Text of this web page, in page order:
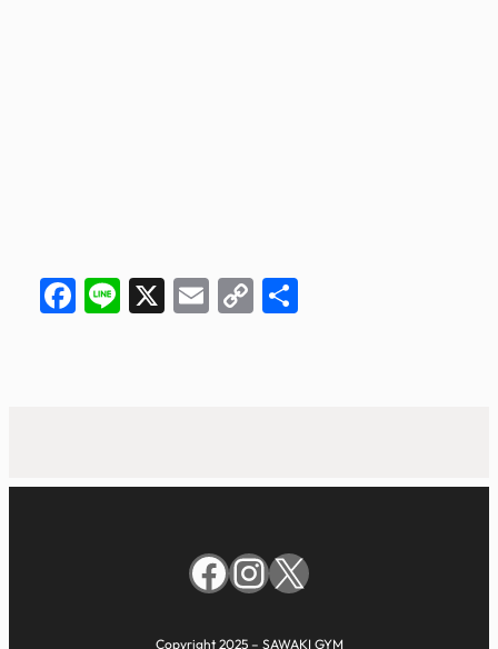
Facebook
Line
X EmailCopy
Facebook
Instagram
X
Copyright 2025 – SAWAKI GYM